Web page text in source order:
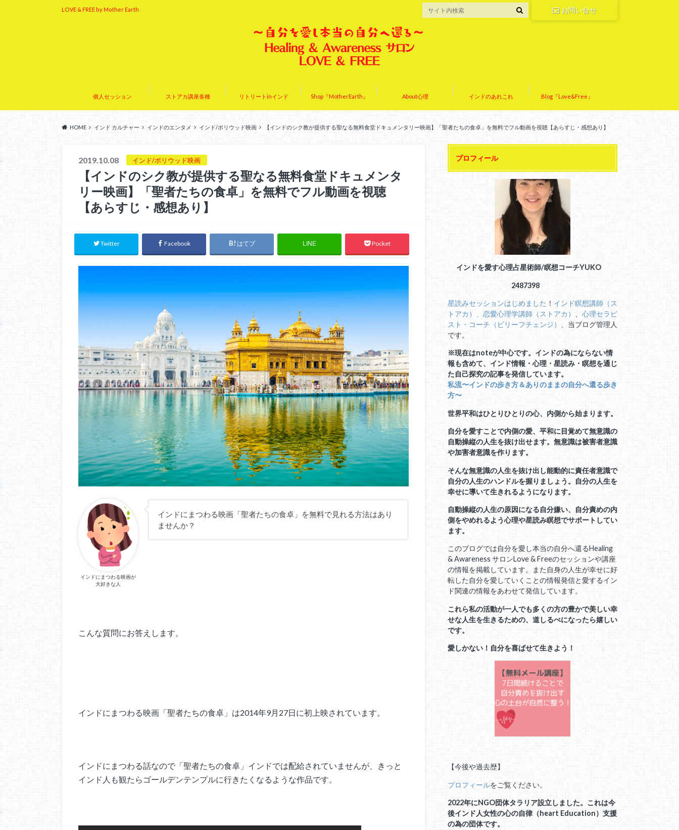
LOVE & FREE by Mother Earth お問い合せ
個人セッション ストアカ講座各種 リトリートinインド Shop『MotherEarth』 About心理 インドのあれこれ Blog『Love&Free』
HOME インド カルチャー インドのエンタメ インド/ボリウッド映画 【インドのシク教が提供する聖なる無料食堂ドキュメンタリー映画】「聖者たちの食卓」を無料でフル動画を視聴【あらすじ・感想あり】
2019.10.08 インド/ボリウッド映画
【インドのシク教が提供する聖なる無料食堂ドキュメンタ
リー映画】「聖者たちの食卓」を無料でフル動画を視聴
【あらすじ・感想あり】
Twitter Facebook はてブ LINE Pocket
インドにまつわる映画が
大好きな人
インドにまつわる映画「聖者たちの食卓」を無料で見れる方法はあり
ませんか？
こんな質問にお答えします。
インドにまつわる映画「聖者たちの食卓」は2014年9月27日に初上映されています。
インドにまつわる話なので「聖者たちの食卓」インドでは配給されていませんが、きっと
インド人も観たらゴールデンテンプルに行きたくなるような作品です。
プロフィール
インドを愛す心理占星術師/瞑想コーチYUKO
2487398
星読みセッションはじめました ！ インド瞑想講師（ス
トアカ）、 恋愛心理学講師（ストアカ）
心理セラピ
スト・コーチ（ビリーフチェンジ）
、当ブログ管理人
です。
※現在はnoteが中心です。インドの為にならない情
報も含めて、インド情報・心理・星読み・瞑想を通じ
た自己探究の記事を発信しています。
私流〜インドの歩き方＆ありのままの自分へ還る歩き
方〜
世界平和はひとりひとりの心、内側から始まります。
自分を愛すことで内側の愛、平和に目覚めて無意識の
自動操縦の人生を抜け出せます。無意識は被害者意識
や加害者意識を作ります。
そんな無意識の人生を抜け出し能動的に責任者意識で
自分の人生のハンドルを握りましょう。自分の人生を
幸せに導いて生きれるようになります。
自動操縦の人生の原因になる自分嫌い、自分責めの内
側をやめれるよう心理や星読み瞑想でサポートしてい
ます。
このブログでは自分を愛し本当の自分へ還るHealing
& Awareness サロンLove & Freeのセッションや講座
の情報を掲載しています。また自身の人生が幸せに好
転した自分を愛していくことの情報発信と愛するイン
ド関連の情報をあわせて発信しています。
これら私の活動が一人でも多くの方の豊かで美しい幸
せな人生を生きるための、道しるべになったら嬉しい
です。
愛しかない！自分を喜ばせて生きよう！
【今後や過去歴】
プロフィールをご覧ください。
2022年にNGO団体タラリア設立しました。これは今
後インド人女性の心の自律（heart Education）支援
の為の団体です。